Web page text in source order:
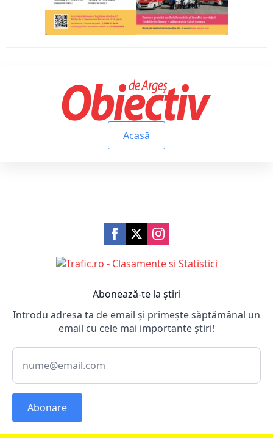
Acasă
Abonează-te la știri
Introdu adresa ta de email și primește săptămânal un
email cu cele mai importante știri!
Abonare